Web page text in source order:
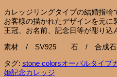
カレッジリングタイプの結婚指輪
お客様の描かれたデザインを元に
王冠、お名前、記念日等が彫り込
素材 / SV925 石 / 合成石
タグ: stone colorsオーバルタイプ
婚記念カレッジ